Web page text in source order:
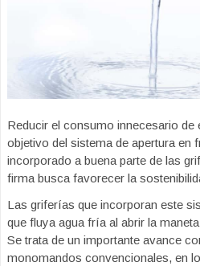
Reducir el consumo innecesario de
objetivo del sistema de apertura en
incorporado a buena parte de las
firma busca favorecer la
Las griferías que incorporan este
que fluya agua fría al abrir la
Se trata de un importante avance
monomandos convencionales, en